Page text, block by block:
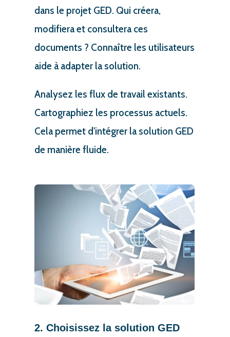
dans le projet GED. Qui créera,
modifiera et consultera ces
documents ? Connaître les utilisateurs
aide à adapter la solution.
Analysez les flux de travail existants.
Cartographiez les processus actuels.
Cela permet d'intégrer la solution GED
de manière fluide.
2. Choisissez la solution GED